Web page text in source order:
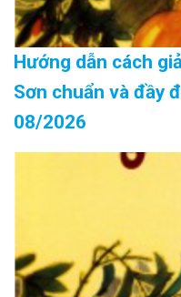
Hướng dẫn cách
Sơn chuẩn và đầy
08/2026